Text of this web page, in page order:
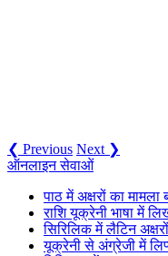
❮ Previous Next ❯
ऑनलाइन सेवाओं
पाठ में अक्षरों का मामला
राशि यूक्रेनी भाषा में
सिरिलिक में लैटिन
यूक्रेनी से अंग्रेजी में